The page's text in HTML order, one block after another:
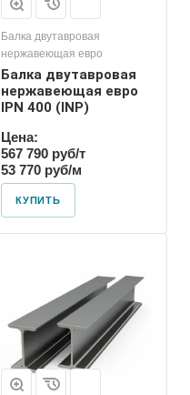
Балка двутавровая
нержавеющая евро
Балка двутавровая
нержавеющая евро
IPN 400 (INP)
Цена:
567 790 руб/т
53 770 руб/м
КУПИТЬ